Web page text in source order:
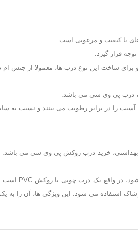
قرار گیرد.
ساخت این نوع درب ها، معمولا از جنس ام
درب پی وی سی می باشد.
را در برابر رطوبت می بینند و نسبت به
خرید درب روکش پی وی سی می
استفاده می شود. این ویژگی ها، آن را